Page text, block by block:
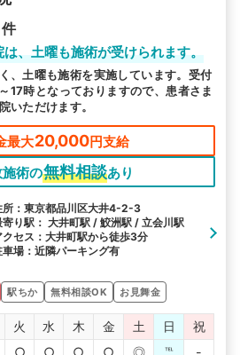
件
、土曜も施術が受けられます。
、土曜も施術を実施しています。受付
17時となっておりますので、患者さま
いただけます。
最大20,000円支給
術の無料相談あり
所：東京都品川区大井4-2-3
寄り駅： 大井町駅 / 鮫洲駅 / 立会川駅
クセス：大井町駅から徒歩3分
車場：近隣パーキング有
駅ちか 無料相談OK お見舞金
火 水 木 金 土 日
祝